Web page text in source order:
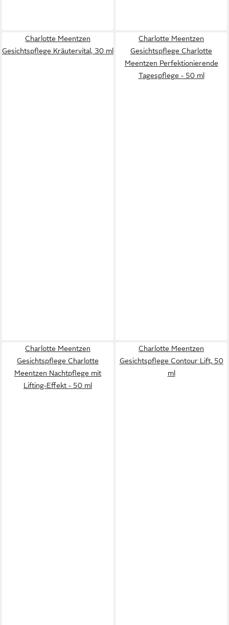
Charlotte Meentzen
Gesichtspflege Kräutervital, 30 ml
Charlotte Meentzen
Gesichtspflege Charlotte
Meentzen Perfektionierende
Tagespflege - 50 ml
Charlotte Meentzen
Gesichtspflege Charlotte
Meentzen Nachtpflege mit
Lifting-Effekt - 50 ml
Charlotte Meentzen
Gesichtspflege Contour Lift, 50
ml